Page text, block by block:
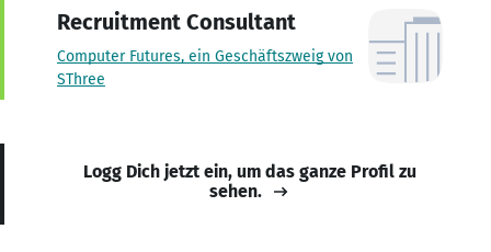
Recruitment Consultant
Computer Futures, ein Geschäftszweig von
SThree
Logg Dich jetzt ein, um das ganze Profil zu
sehen.